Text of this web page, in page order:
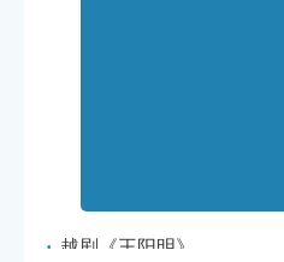
· 越剧《王阳明》